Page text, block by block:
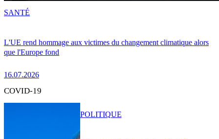
L'UE rend hommage aux victimes du changement climatique alors
que l'Europe fond
16.07.2026
SANTÉ
COVID-19
POLITIQUE